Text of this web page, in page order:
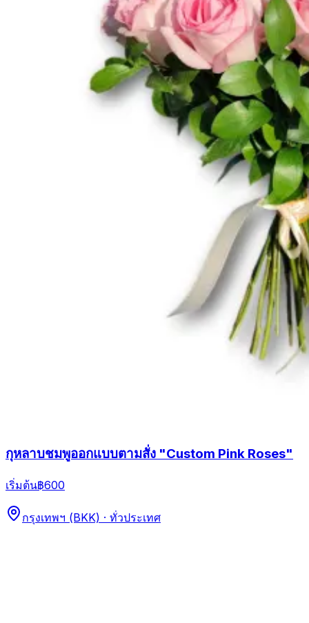
กุหลาบชมพูออกแบบตามสั่ง "Custom Pink Roses"
เริ่มต้น฿600
กรุงเทพฯ (BKK) · ทั่วประเทศ